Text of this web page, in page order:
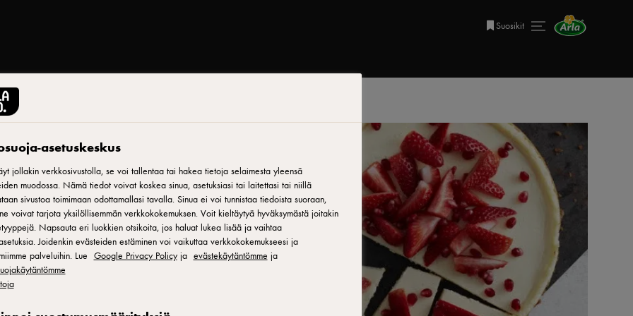
Suosikit
Tulosta
versio
asetuskeskus
jollakin verkkosivustolla, se voi tallentaa tai hakea tietoja selaimesta yleensä
muodossa. Nämä tiedot voivat koskea sinua, asetuksiasi tai laitettasi tai niillä
sivustoa toimimaan odottamallasi tavalla. Sinua ei voi tunnistaa tiedoista suoraan,
voivat tarjota yksilöllisemmän verkkokokemuksen. Voit kieltäytyä hyväksymästä joitakin
Napsauta eri luokkien otsikoita, jos haluat lukea lisää ja vaihtaa
Joidenkin evästeiden estäminen voi vaikuttaa verkkokokemukseesi ja
palveluihin. Lue Google Privacy Policyja evästekäytäntömme ja